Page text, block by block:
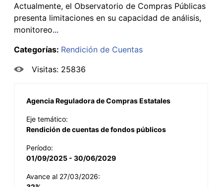
Actualmente, el Observatorio de Compras Públicas
presenta limitaciones en su capacidad de análisis,
monitoreo...
Categorías: Rendición de Cuentas
Visitas: 25836
Agencia Reguladora de Compras Estatales
Eje temático:
Rendición de cuentas de fondos públicos
Período:
01/09/2025 - 30/06/2029
Avance al 27/03/2026: